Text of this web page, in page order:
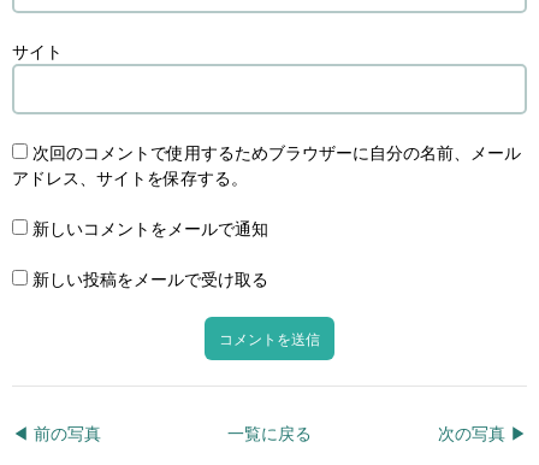
サイト
次回のコメントで使用するためブラウザーに自分の名前、メール
アドレス、サイトを保存する。
新しいコメントをメールで通知
新しい投稿をメールで受け取る
◀︎ 前の写真 次の写真 ▶︎
一覧に戻る